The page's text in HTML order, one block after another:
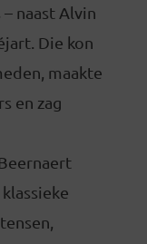
naast Alvin
Die kon
maakte
en zag